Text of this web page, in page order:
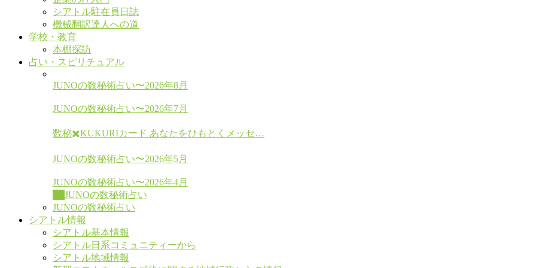
シアトル駐在員日誌
機械翻訳達人への道
学校・教育
本棚探訪
占い・スピリチュアル
JUNOの数秘術占い〜2026年8月
JUNOの数秘術占い〜2026年7月
数秘✖️KUKURIカード あなたをひもとくメッセ…
JUNOの数秘術占い〜2026年5月
JUNOの数秘術占い〜2026年4月
JUNOの数秘術占い
JUNOの数秘術占い
シアトル情報
シアトル基本情報
シアトル日系コミュニティーから
シアトル地域情報